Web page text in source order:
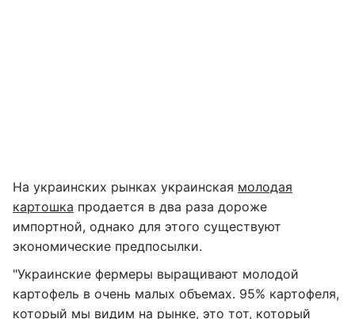
На украинских рынках украинская молодая
картошка продается в два раза дороже
импортной, однако для этого существуют
экономические предпосылки.
"Украинские фермеры выращивают молодой
картофель в очень малых объемах. 95% картофеля,
который мы видим на рынке, это тот, который